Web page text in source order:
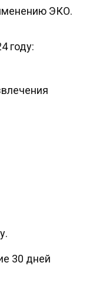
ЭКО.
году:
30 дней